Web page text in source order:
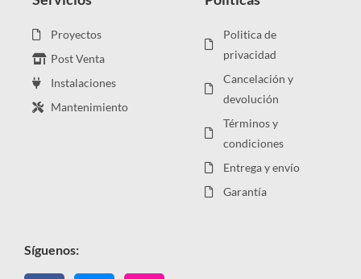
Proyectos
Post Venta
Instalaciones
Mantenimiento
Politica de
privacidad
Cancelación y
devolución
Términos y
condiciones
Entrega y envío
Garantía
Síguenos: